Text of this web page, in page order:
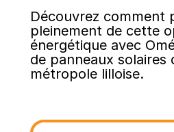
Découvrez comment
pleinement de cette
énergétique avec
de panneaux solaires
métropole lilloise.